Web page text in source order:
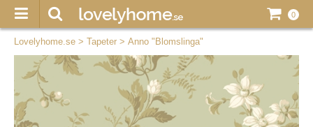
0
Lovelyhome.se > Tapeter > Anno "Blomslinga"